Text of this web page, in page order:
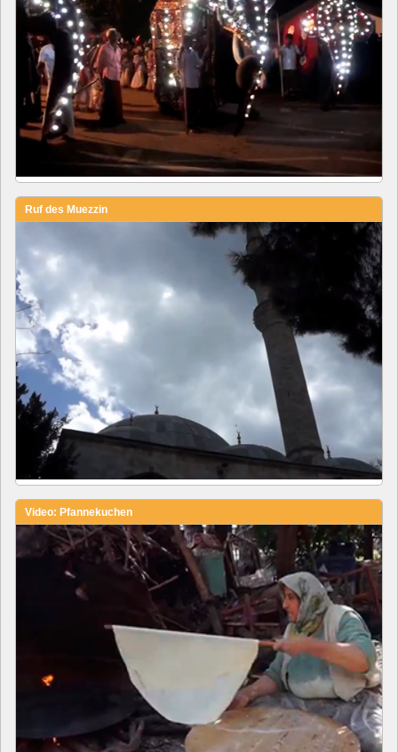
Ruf des Muezzin
Video: Pfannekuchen